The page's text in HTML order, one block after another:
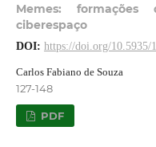
Memes:
ciberespaço
DOI: https://doi.org/10.5935/
Carlos Fabiano de Souza
127-148
PDF